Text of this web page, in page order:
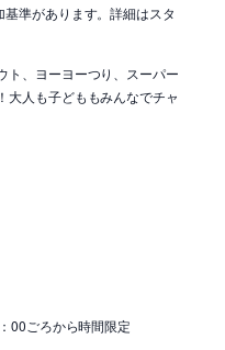
基準があります。詳細はスタ
ト、ヨーヨーつり、スーパー
大人も子どももみんなでチャ
ごろから時間限定